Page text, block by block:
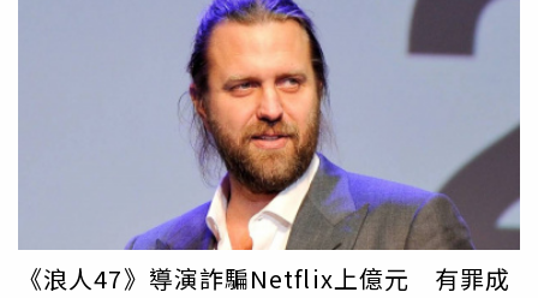
幣 ETF 資金由正轉負，顯示機構法人的觀望氣息濃厚。此
外，衍生品市場仍在消化去年底累積的過度槓桿，導致市場
在交易清淡時極易出現「閃崩」行情。目前市場普遍關注
75,000 美元（約新台幣 236 萬） 的關鍵價位。過去該區間
曾多次出現強力買盤支撐，若此道防線失守，幣市恐將陷入
更深層的寒冬。更多三立新聞網報導． 輝達北士科總部呼
之欲出！黃仁勳笑談簽約非難事：將成台北最壯觀地標．
弟邀網紅開箱700坪「白宮」遭指扯後腿 謝衣鳯：與我選
縣長無關． 海水藏金 50 億噸不是夢？日企研發「藻類煉金
術」 金價崩盤關鍵曝
家庭、退休金與人生後，向法官道歉。其中1名受害者在信
中寫道，他的父親甚至因投資血本無歸而萌生自殺念頭。主
審的美國紐約南區聯邦地區法院法官恩格梅爾（Paul
Engelmayer）表示，政府求刑12年「過於寬鬆」，辯方要
求5年則「完全不可思議、荒謬至極」。依照罪名，權渡衡
最高可被判處25年徒刑。恩格梅爾對權渡衡表示，「你的罪
行讓活生生的人們失去400億美元的真金白銀，這不僅是帳
面上的損失。」他稱這起事件是「規模空前、影響深遠的詐
騙」，並指權渡衡對投資人有「近乎神祕的掌控力」，造成
難以估量的「人間悲劇」。今年8月，權渡衡在紐約曼哈頓
《浪人47》導演詐騙Netflix上億元 有罪成